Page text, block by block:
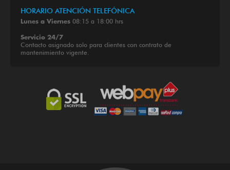
HORARIO ATENCIÓN TELEFÓNICA
Lunes a Viernes 08:15 a 18:00 hrs
Servicio 24/7
Contacto asignado solo para clientes con contrato de
mantenimiento vigente.